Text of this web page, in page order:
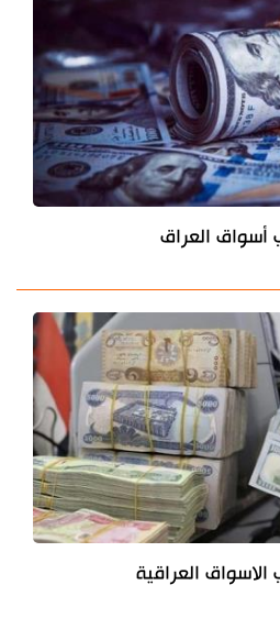
أسواق العراق
العراقية